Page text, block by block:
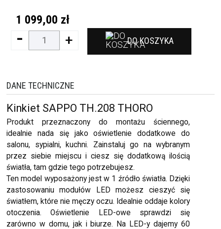
1 099,00 zł
- + DO KOSZYKA
DANE TECHNICZNE
Kinkiet SAPPO TH.208 THORO
Produkt przeznaczony do montażu ściennego,
idealnie nada się jako oświetlenie dodatkowe do
salonu, sypialni, kuchni. Zainstaluj go na wybranym
przez siebie miejscu i ciesz się dodatkową ilością
światła, tam gdzie tego potrzebujesz.
Ten model wyposażony jest w 1 źródło światła. Dzięki
zastosowaniu modułów LED możesz cieszyć się
światłem, które nie męczy oczu. Idealnie oddaje kolory
otoczenia. Oświetlenie LED-owe sprawdzi się
zarówno w domu, jak i biurze. Na LED-y dajemy 60